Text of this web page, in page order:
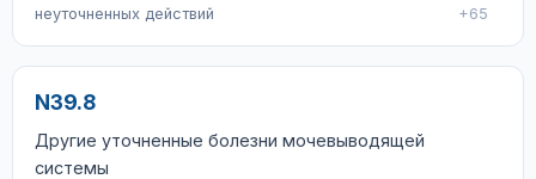
неуточненных действий
+65
N39.8
Другие уточненные болезни мочевыводящей
системы